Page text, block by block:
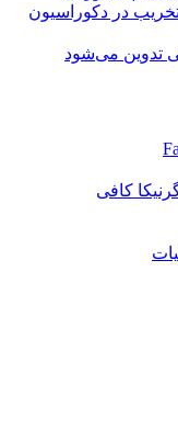
در دکوراسیون
تدوین می‌شود
کافی